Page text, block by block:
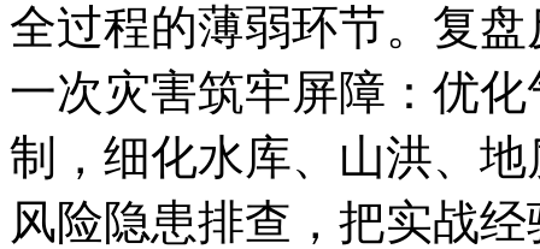
全过程的薄弱环节。复
一次灾害筑牢屏障：优
制，细化水库、山洪、
风险隐患排查，把实战